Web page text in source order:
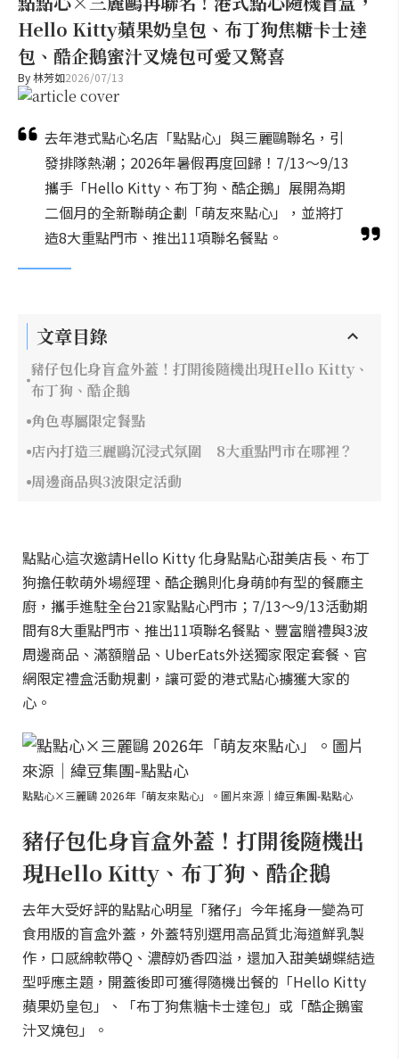
Hello Kitty蘋果奶皇包、布丁狗焦糖卡士達
包、酷企鵝蜜汁叉燒包可愛又驚喜
By林芳如2026/07/13
去年港式點心名店「點點心」與三麗鷗聯名，引
發排隊熱潮；2026年暑假再度回歸！7/13～9/13
攜手「Hello Kitty、布丁狗、酷企鵝」展開為期
二個月的全新聯萌企劃「萌友來點心」，並將打
造8大重點門市、推出11項聯名餐點。
文章目錄
豬仔包化身盲盒外蓋！打開後隨機出現Hello Kitty、
布丁狗、酷企鵝
角色專屬限定餐點
店內打造三麗鷗沉浸式氛圍 8大重點門市在哪裡？
周邊商品與3波限定活動
點點心這次邀請Hello Kitty 化身點點心甜美店長、布丁
狗擔任軟萌外場經理、酷企鵝則化身萌帥有型的餐廳主
廚，攜手進駐全台21家點點心門市；7/13～9/13活動期
間有8大重點門市、推出11項聯名餐點、豐富贈禮與3波
周邊商品、滿額贈品、UberEats外送獨家限定套餐、官
網限定禮盒活動規劃，讓可愛的港式點心擄獲大家的
心。
點點心×三麗鷗 2026年「萌友來點心」。圖片來源｜緯豆集團-點點心
豬仔包化身盲盒外蓋！打開後隨機出
現Hello Kitty、布丁狗、酷企鵝
去年大受好評的點點心明星「豬仔」今年搖身一變為可
食用版的盲盒外蓋，外蓋特別選用高品質北海道鮮乳製
作，口感綿軟帶Q、濃醇奶香四溢，還加入甜美蝴蝶結造
型呼應主題，開蓋後即可獲得隨機出餐的「Hello Kitty
蘋果奶皇包」、「布丁狗焦糖卡士達包」或「酷企鵝蜜
汁叉燒包」。